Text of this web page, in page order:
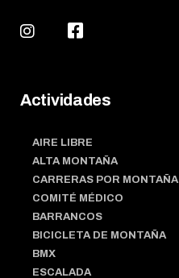
Actividades
AIRE LIBRE
ALTA MONTAÑA
CARRERAS POR MONTAÑA
COMITÉ MÉDICO
BARRANCOS
BICICLETA DE MONTAÑA
BMX
ESCALADA